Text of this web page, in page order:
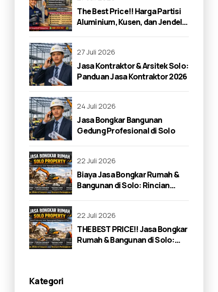
The Best Price!! Harga Partisi
Aluminium, Kusen, dan Jendela
27 Juli 2026
Jasa Kontraktor & Arsitek Solo:
Panduan Jasa Kontraktor 2026
24 Juli 2026
Jasa Bongkar Bangunan
Gedung Profesional di Solo
22 Juli 2026
Biaya Jasa Bongkar Rumah &
Bangunan di Solo: Rincian
22 Juli 2026
THE BEST PRICE!! Jasa Bongkar
Rumah & Bangunan di Solo:
Kategori